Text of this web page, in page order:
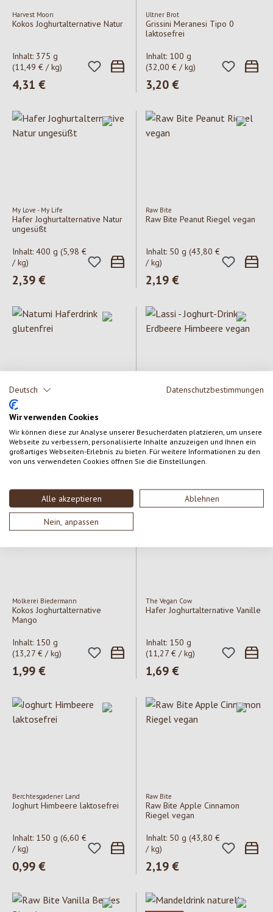
Deutsch Datenschutzbestimmungen
Wir verwenden Cookies
Wir können diese zur Analyse unserer Besucherdaten platzieren, um unsere
Webseite zu verbessern, personalisierte Inhalte anzuzeigen und Ihnen ein
großartiges Webseiten-Erlebnis zu bieten. Für weitere Informationen zu den
von uns verwendeten Cookies öffnen Sie die Einstellungen.
Alle akzeptieren Ablehnen
Nein, anpassen
Harvest Moon
Kokos Joghurtalternative Natur
Inhalt: 375 g
(11,49 € / kg)
Regulärer Preis:
4,31 €
Ultner Brot
Grissini Meranesi Tipo 0
laktosefrei
Inhalt: 100 g
(32,00 € / kg)
Regulärer Preis:
3,20 €
My Love - My Life
Hafer Joghurtalternative Natur
ungesüßt
Inhalt: 400 g (5,98 €
/ kg)
Regulärer Preis:
2,39 €
Raw Bite
Raw Bite Peanut Riegel vegan
Inhalt: 50 g (43,80 €
/ kg)
Regulärer Preis:
2,19 €
Natumi
Natumi Haferdrink glutenfrei
Inhalt:1 lt
Regulärer Preis:
2,60 €
Inhalt: 230 g(8,91 €
/ kg)
Molkerei Biedermann
Kokos Joghurtalternative
Mango
Inhalt: 150 g
(13,27 € / kg)
Regulärer Preis:
1,99 €
The Vegan Cow
Hafer Joghurtalternative Vanille
Inhalt: 150 g
(11,27 € / kg)
Regulärer Preis:
1,69 €
Berchtesgadener Land
Joghurt Himbeere laktosefrei
Inhalt: 150 g (6,60 €
/ kg)
Regulärer Preis:
0,99 €
Raw Bite
Raw Bite Apple Cinnamon
Riegel vegan
Inhalt: 50 g (43,80 €
/ kg)
Regulärer Preis:
2,19 €